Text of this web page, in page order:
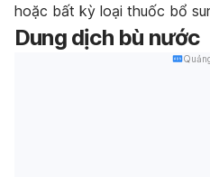
hoặc bất kỳ loại thuốc bổ
Dung dịch bù nước